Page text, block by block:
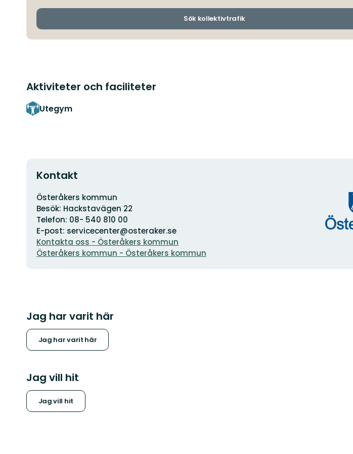
Sök kollektivtrafik
Aktiviteter och faciliteter
Utegym
Kontakt
Adress
Österåkers kommun
Besök: Hackstavägen 22
Telefon: 08- 540 810 00
E-post: servicecenter@osteraker.se
Kontakta oss - Österåkers kommun
Österåkers kommun - Österåkers kommun
Jag har varit här
Jag har varit här
Jag vill hit
Jag vill hit